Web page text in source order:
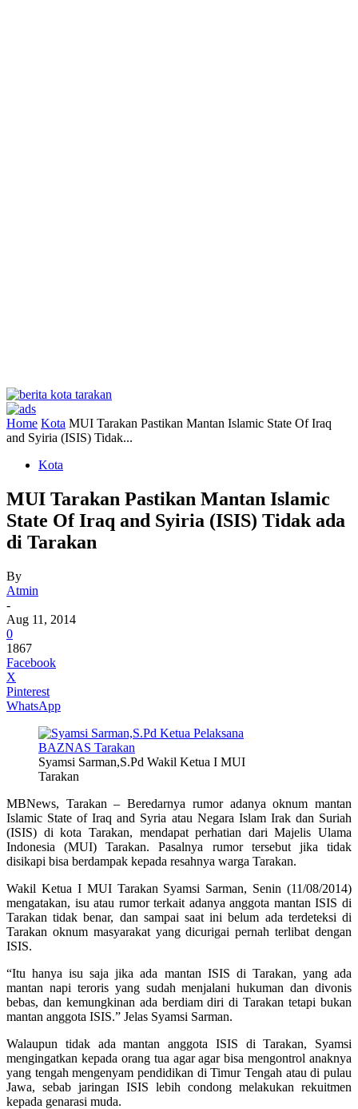
Home Kota MUI Tarakan Pastikan Mantan Islamic State Of Iraq
and Syiria (ISIS) Tidak...
Kota
MUI Tarakan Pastikan Mantan Islamic
State Of Iraq and Syiria (ISIS) Tidak ada
di Tarakan
By
Atmin
-
Aug 11, 2014
0
1867
Facebook
X
Pinterest
WhatsApp
Syamsi Sarman,S.Pd Wakil Ketua I MUI
Tarakan
MBNews, Tarakan – Beredarnya rumor adanya oknum mantan
Islamic State of Iraq and Syria atau Negara Islam Irak dan Suriah
(ISIS) di kota Tarakan, mendapat perhatian dari Majelis Ulama
Indonesia (MUI) Tarakan. Pasalnya rumor tersebut jika tidak
disikapi bisa berdampak kepada resahnya warga Tarakan.
Wakil Ketua I MUI Tarakan Syamsi Sarman, Senin (11/08/2014)
mengatakan, isu atau rumor terkait adanya anggota mantan ISIS di
Tarakan tidak benar, dan sampai saat ini belum ada terdeteksi di
Tarakan oknum masyarakat yang dicurigai pernah terlibat dengan
ISIS.
“Itu hanya isu saja jika ada mantan ISIS di Tarakan, yang ada
mantan napi teroris yang sudah menjalani hukuman dan divonis
bebas, dan kemungkinan ada berdiam diri di Tarakan tetapi bukan
mantan anggota ISIS.” Jelas Syamsi Sarman.
Walaupun tidak ada mantan anggota ISIS di Tarakan, Syamsi
mengingatkan kepada orang tua agar agar bisa mengontrol anaknya
yang tengah mengenyam pendidikan di Timur Tengah atau di pulau
Jawa, sebab jaringan ISIS lebih condong melakukan rekuitmen
kepada genarasi muda.